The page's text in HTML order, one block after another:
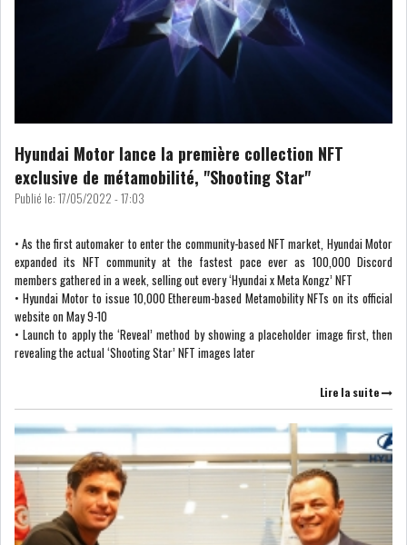
OFFICE PLAST : UNE LEVÉE DE
OFFICEPLAST : YASSINE ABID
ANIMERA UNE C...
ENNAKL LÈVE 60 MD SUR LE
MARCHÉ OBLIGATA...
RSS
FINANCE
FISCALITE
Hyundai Motor lance la première collection NFT
exclusive de métamobilité, "Shooting Star"
Publié le: 17/05/2022 - 17:03
• As the first automaker to enter the community-based NFT market, Hyundai Motor
expanded its NFT community at the fastest pace ever as 100,000 Discord
members gathered in a week, selling out every ‘Hyundai x Meta Kongz’ NFT
• Hyundai Motor to issue 10,000 Ethereum-based Metamobility NFTs on its official
website on May 9-10
• Launch to apply the ‘Reveal’ method by showing a placeholder image first, then
revealing the actual ‘Shooting Star’ NFT images later
Lire la suite